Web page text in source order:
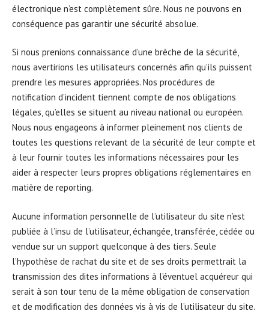
électronique n’est complètement sûre. Nous ne pouvons en
conséquence pas garantir une sécurité absolue.
Si nous prenions connaissance d’une brèche de la sécurité,
nous avertirions les utilisateurs concernés afin qu’ils puissent
prendre les mesures appropriées. Nos procédures de
notification d’incident tiennent compte de nos obligations
légales, qu’elles se situent au niveau national ou européen.
Nous nous engageons à informer pleinement nos clients de
toutes les questions relevant de la sécurité de leur compte et
à leur fournir toutes les informations nécessaires pour les
aider à respecter leurs propres obligations réglementaires en
matière de reporting.
Aucune information personnelle de l’utilisateur du site n’est
publiée à l’insu de l’utilisateur, échangée, transférée, cédée ou
vendue sur un support quelconque à des tiers. Seule
l’hypothèse de rachat du site et de ses droits permettrait la
transmission des dites informations à l’éventuel acquéreur qui
serait à son tour tenu de la même obligation de conservation
et de modification des données vis à vis de l’utilisateur du site.